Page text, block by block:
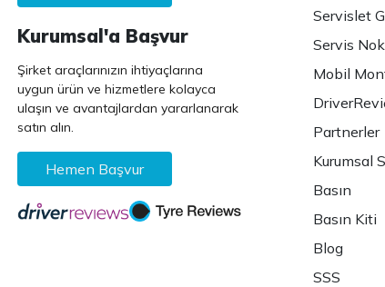
Kurumsal'a Başvur
Şirket araçlarınızın ihtiyaçlarına
uygun ürün ve hizmetlere kolayca
ulaşın ve avantajlardan yararlanarak
satın alın.
Hemen Başvur
Servislet
Servis
Mobil
Partnerler
Kurumsal
Basın
Basın Kiti
Blog
SSS